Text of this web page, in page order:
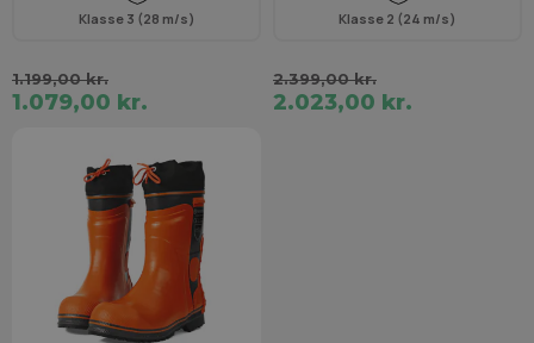
Klasse 3 (28 m/s)
1.199,00 kr.
1.079,00 kr.
Klasse 2 (24 m/s)
2.399,00 kr.
2.023,00 kr.